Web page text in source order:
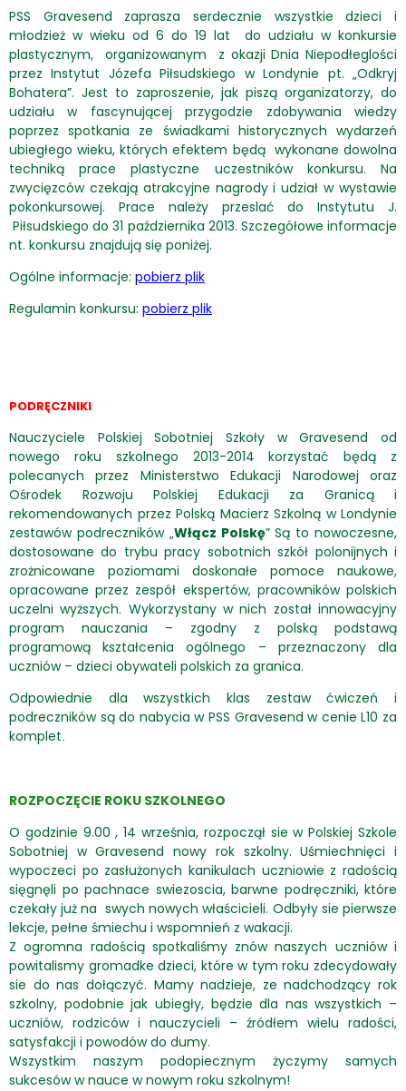
PSS Gravesend zaprasza serdecznie wszystkie dzieci i
młodzież w wieku od 6 do 19 lat do udziału w konkursie
plastycznym, organizowanym z okazji Dnia Niepodłeglości
przez Instytut Józefa Piłsudskiego w Londynie pt. „Odkryj
Bohatera”. Jest to zaproszenie, jak piszą organizatorzy, do
udziału w fascynującej przygodzie zdobywania wiedzy
poprzez spotkania ze świadkami historycznych wydarzeń
ubiegłego wieku, których efektem będą wykonane dowolna
techniką prace plastyczne uczestników konkursu. Na
zwycięzców czekają atrakcyjne nagrody i udział w wystawie
pokonkursowej. Prace należy przeslać do Instytutu J.
Piłsudskiego do 31 października 2013. Szczegółowe informacje
nt. konkursu znajdują się poniżej.
Ogólne informacje: pobierz plik
Regulamin konkursu: pobierz plik
PODRĘCZNIKI
Nauczyciele Polskiej Sobotniej Szkoły w Gravesend od
nowego roku szkolnego 2013-2014 korzystać będą z
polecanych przez Ministerstwo Edukacji Narodowej oraz
Ośrodek Rozwoju Polskiej Edukacji za Granicą i
rekomendowanych przez Polską Macierz Szkolną w Londynie
zestawów podreczników „Włącz Polskę” Są to nowoczesne,
dostosowane do trybu pracy sobotnich szkół polonijnych i
zrożnicowane poziomami doskonałe pomoce naukowe,
opracowane przez zespół ekspertów, pracowników polskich
uczelni wyższych. Wykorzystany w nich został innowacyjny
program nauczania – zgodny z polską podstawą
programową kształcenia ogólnego – przeznaczony dla
uczniów – dzieci obywateli polskich za granica.
Odpowiednie dla wszystkich klas zestaw ćwiczeń i
podreczników są do nabycia w PSS Gravesend w cenie L10 za
komplet.
ROZPOCZĘCIE ROKU SZKOLNEGO
O godzinie 9.00 , 14 września, rozpoczął sie w Polskiej Szkole
Sobotniej w Gravesend nowy rok szkolny. Uśmiechnięci i
wypoczeci po zasłużonych kanikulach uczniowie z radością
sięgnęli po pachnace swiezoscia, barwne podręczniki, które
czekały już na swych nowych właścicieli. Odbyły sie pierwsze
lekcje, pełne śmiechu i wspomnień z wakacji.
Z ogromna radością spotkaliśmy znów naszych uczniów i
powitalismy gromadke dzieci, które w tym roku zdecydowały
sie do nas dołączyć. Mamy nadzieje, ze nadchodzący rok
szkolny, podobnie jak ubiegły, będzie dla nas wszystkich –
uczniów, rodziców i nauczycieli – źródłem wielu radości,
satysfakcji i powodów do dumy.
Wszystkim naszym podopiecznym życzymy samych
sukcesów w nauce w nowym roku szkolnym!